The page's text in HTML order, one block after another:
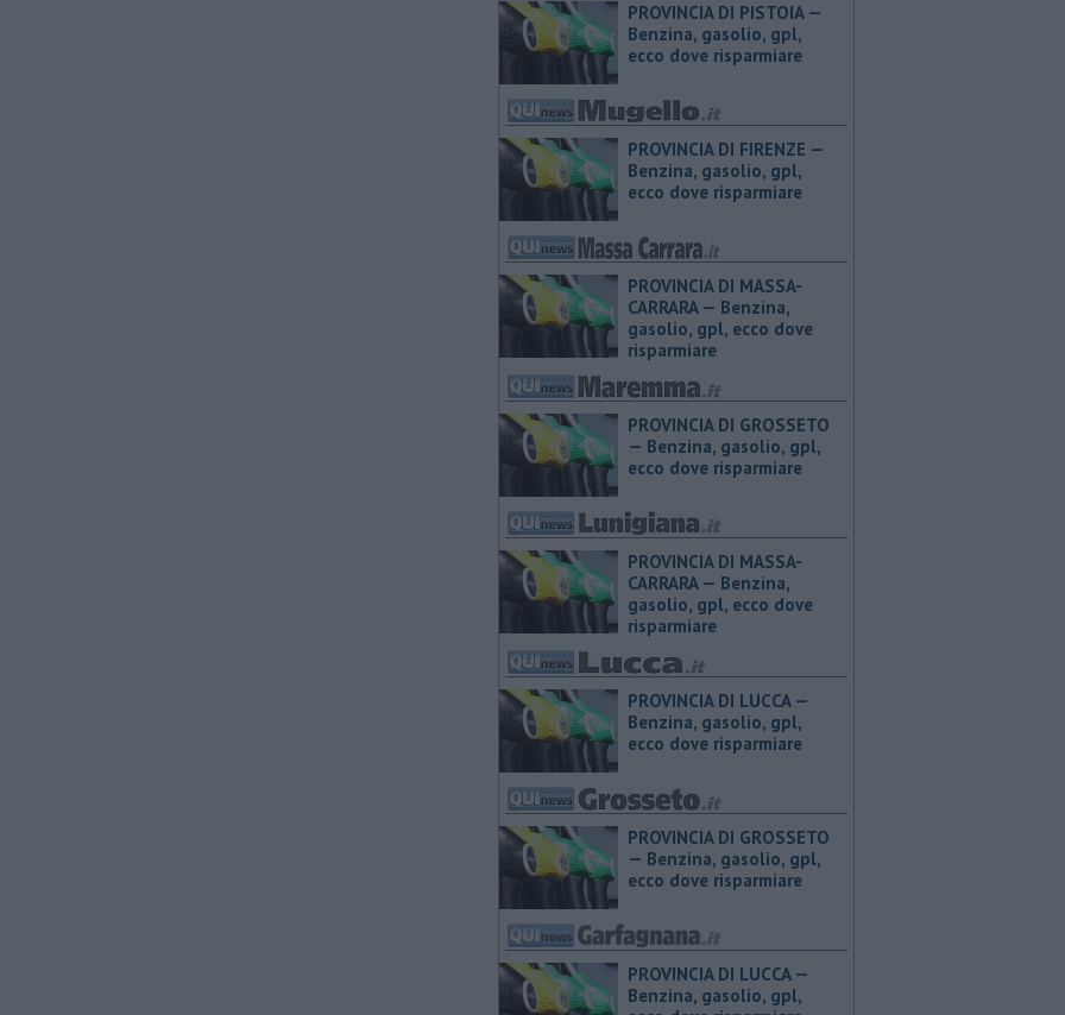
PROVINCIA DI PISTOIA — ​
Benzina, gasolio, gpl,
ecco dove risparmiare
PROVINCIA DI FIRENZE — ​
Benzina, gasolio, gpl,
ecco dove risparmiare
PROVINCIA DI MASSA-
CARRARA — ​Benzina,
gasolio, gpl, ecco dove
risparmiare
PROVINCIA DI GROSSETO
— ​Benzina, gasolio, gpl,
ecco dove risparmiare
PROVINCIA DI MASSA-
CARRARA — ​Benzina,
gasolio, gpl, ecco dove
risparmiare
PROVINCIA DI LUCCA — ​
Benzina, gasolio, gpl,
ecco dove risparmiare
PROVINCIA DI GROSSETO
— ​Benzina, gasolio, gpl,
ecco dove risparmiare
PROVINCIA DI LUCCA — ​
Benzina, gasolio, gpl,